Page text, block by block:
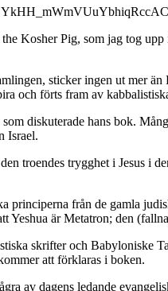
Kosher Pig, som jag tog
sticker ingen ut mer
och förts fram av
diskuterade hans bok.
Israel.
troendes trygghet i Jesus
från de gamla
Yeshua är Metatron; den
skrifter och Babyloniske
att förklaras i boken.
av dagens ledande